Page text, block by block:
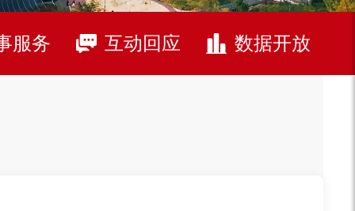
服务 互动回应 数据开放